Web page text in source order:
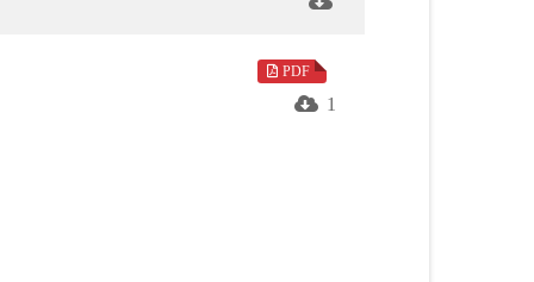
。另外，如何把世界帶進教室？讓我們
什麼，而在本期舞台劇本〈三菩提〉中，
PDF
1